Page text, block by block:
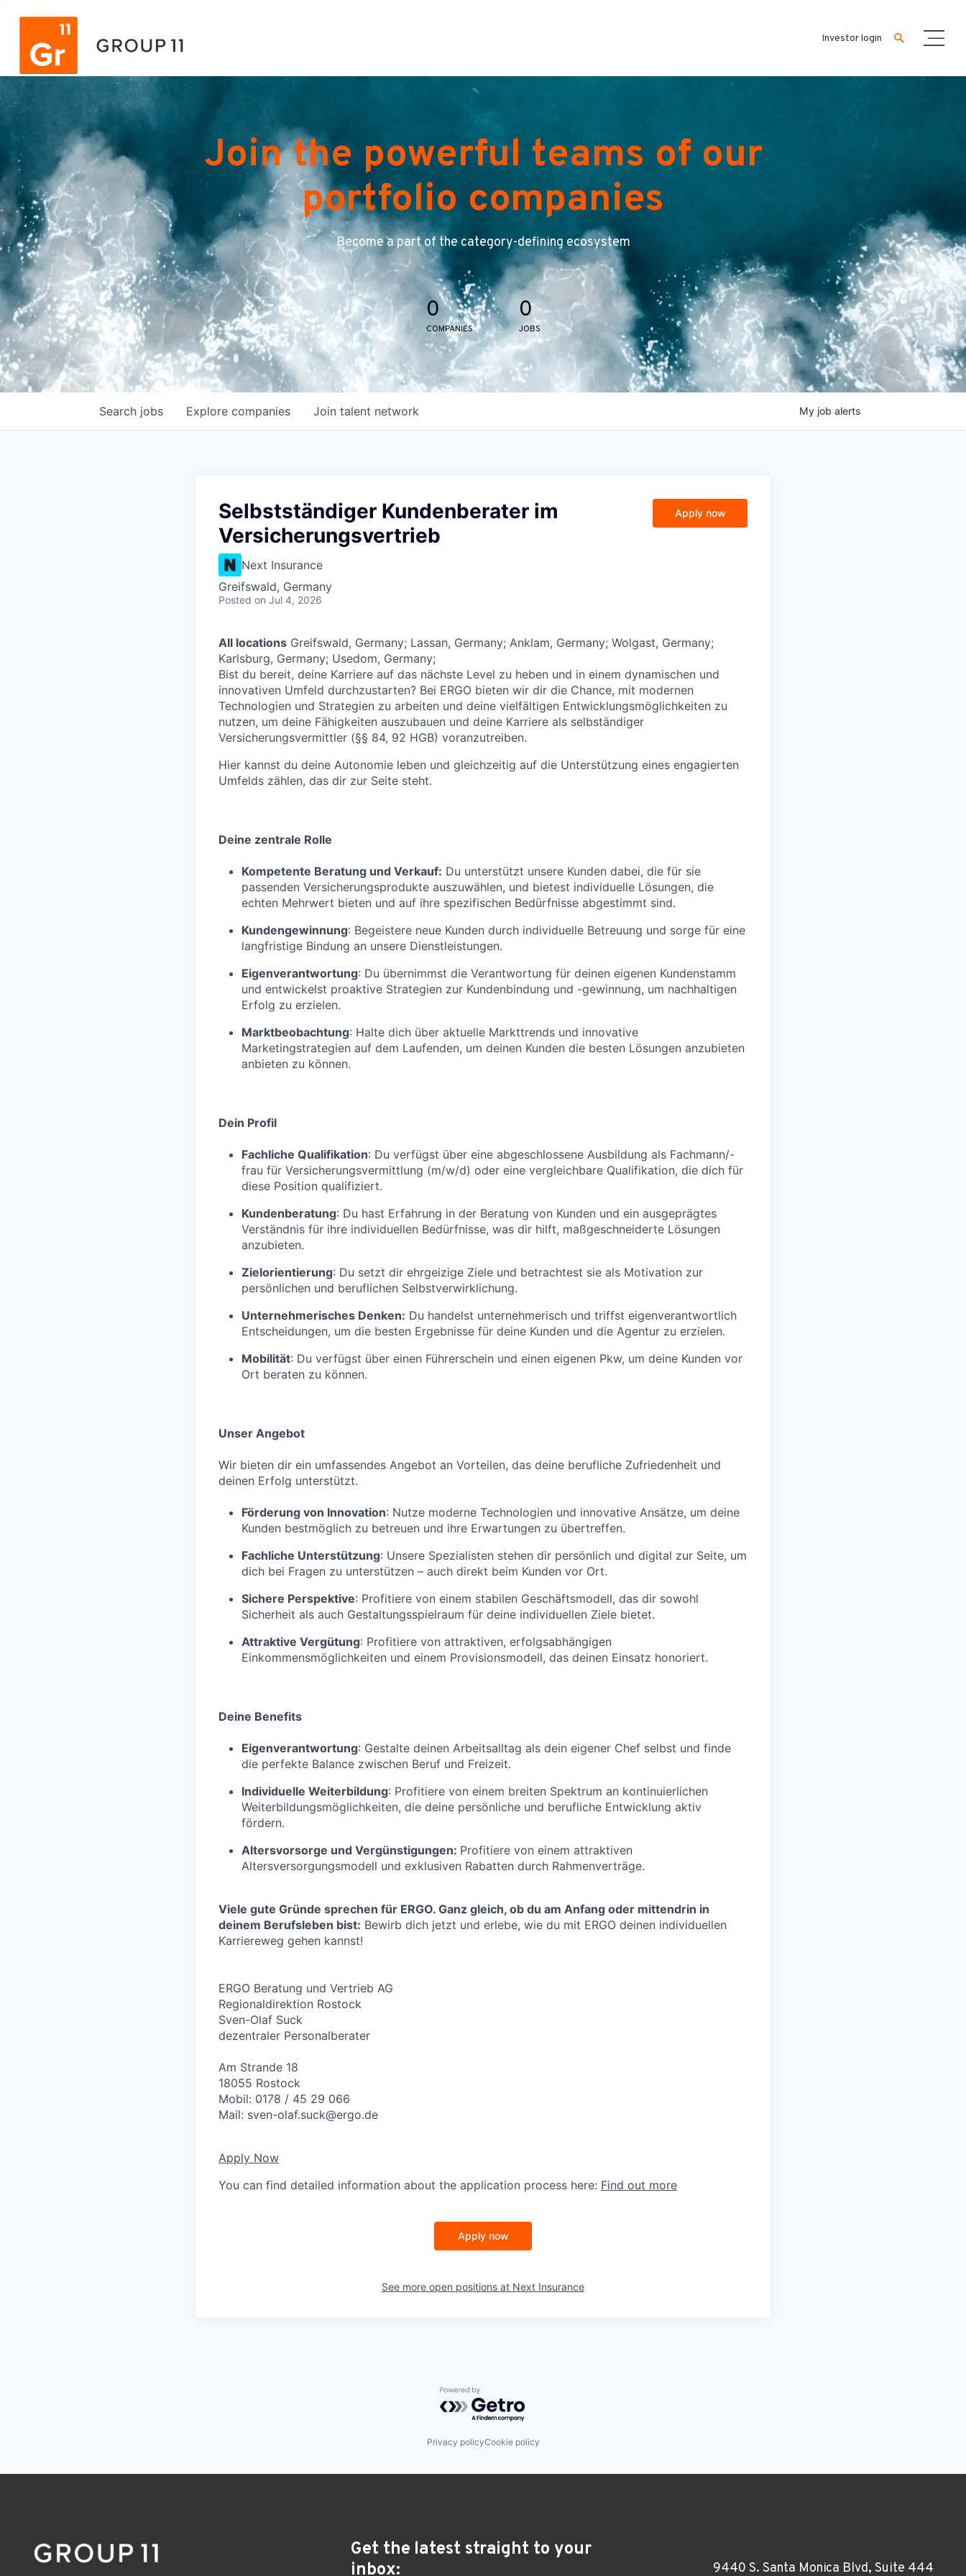
Investor login
Join the powerful teams of our
portfolio companies
Become a part of the category-defining ecosystem
0
COMPANIES
0
JOBS
Search jobs Explore companies Join talent network My job alerts
Selbstständiger Kundenberater im
Versicherungsvertrieb
Next Insurance
Greifswald, Germany
Posted on Jul 4, 2026
Apply now
All locations Greifswald, Germany; Lassan, Germany; Anklam, Germany; Wolgast, Germany;
Karlsburg, Germany; Usedom, Germany;
Bist du bereit, deine Karriere auf das nächste Level zu heben und in einem dynamischen und
innovativen Umfeld durchzustarten? Bei ERGO bieten wir dir die Chance, mit modernen
Technologien und Strategien zu arbeiten und deine vielfältigen Entwicklungsmöglichkeiten zu
nutzen, um deine Fähigkeiten auszubauen und deine Karriere als selbständiger
Versicherungsvermittler (§§ 84, 92 HGB) voranzutreiben.
Hier kannst du deine Autonomie leben und gleichzeitig auf die Unterstützung eines engagierten
Umfelds zählen, das dir zur Seite steht.
Deine zentrale Rolle
Kompetente Beratung und Verkauf: Du unterstützt unsere Kunden dabei, die für sie
passenden Versicherungsprodukte auszuwählen, und bietest individuelle Lösungen, die
echten Mehrwert bieten und auf ihre spezifischen Bedürfnisse abgestimmt sind.
Kundengewinnung: Begeistere neue Kunden durch individuelle Betreuung und sorge für eine
langfristige Bindung an unsere Dienstleistungen.
Eigenverantwortung: Du übernimmst die Verantwortung für deinen eigenen Kundenstamm
und entwickelst proaktive Strategien zur Kundenbindung und -gewinnung, um nachhaltigen
Erfolg zu erzielen.
Marktbeobachtung: Halte dich über aktuelle Markttrends und innovative
Marketingstrategien auf dem Laufenden, um deinen Kunden die besten Lösungen anzubieten
anbieten zu können.
Dein Profil
Fachliche Qualifikation: Du verfügst über eine abgeschlossene Ausbildung als Fachmann/-
frau für Versicherungsvermittlung (m/w/d) oder eine vergleichbare Qualifikation, die dich für
diese Position qualifiziert.
Kundenberatung: Du hast Erfahrung in der Beratung von Kunden und ein ausgeprägtes
Verständnis für ihre individuellen Bedürfnisse, was dir hilft, maßgeschneiderte Lösungen
anzubieten.
Zielorientierung: Du setzt dir ehrgeizige Ziele und betrachtest sie als Motivation zur
persönlichen und beruflichen Selbstverwirklichung.
Unternehmerisches Denken: Du handelst unternehmerisch und triffst eigenverantwortlich
Entscheidungen, um die besten Ergebnisse für deine Kunden und die Agentur zu erzielen.
Mobilität: Du verfügst über einen Führerschein und einen eigenen Pkw, um deine Kunden vor
Ort beraten zu können.
Unser Angebot
Wir bieten dir ein umfassendes Angebot an Vorteilen, das deine berufliche Zufriedenheit und
deinen Erfolg unterstützt.
Förderung von Innovation: Nutze moderne Technologien und innovative Ansätze, um deine
Kunden bestmöglich zu betreuen und ihre Erwartungen zu übertreffen.
Fachliche Unterstützung: Unsere Spezialisten stehen dir persönlich und digital zur Seite, um
dich bei Fragen zu unterstützen – auch direkt beim Kunden vor Ort.
Sichere Perspektive: Profitiere von einem stabilen Geschäftsmodell, das dir sowohl
Sicherheit als auch Gestaltungsspielraum für deine individuellen Ziele bietet.
Attraktive Vergütung: Profitiere von attraktiven, erfolgsabhängigen
Einkommensmöglichkeiten und einem Provisionsmodell, das deinen Einsatz honoriert.
Deine Benefits
Eigenverantwortung: Gestalte deinen Arbeitsalltag als dein eigener Chef selbst und finde
die perfekte Balance zwischen Beruf und Freizeit.
Individuelle Weiterbildung: Profitiere von einem breiten Spektrum an kontinuierlichen
Weiterbildungsmöglichkeiten, die deine persönliche und berufliche Entwicklung aktiv
fördern.
Altersvorsorge und Vergünstigungen: Profitiere von einem attraktiven
Altersversorgungsmodell und exklusiven Rabatten durch Rahmenverträge.
Viele gute Gründe sprechen für ERGO. Ganz gleich, ob du am Anfang oder mittendrin in
deinem Berufsleben bist: Bewirb dich jetzt und erlebe, wie du mit ERGO deinen individuellen
Karriereweg gehen kannst!
ERGO Beratung und Vertrieb AG
Regionaldirektion Rostock
Sven-Olaf Suck
dezentraler Personalberater
Am Strande 18
18055 Rostock
Mobil: 0178 / 45 29 066
Mail: sven-olaf.suck@ergo.de
Apply Now
You can find detailed information about the application process here: Find out more
Apply now
See more open positions at Next Insurance
Powered by Getro.com
Privacy policyCookie policy
Get the latest straight to your
inbox:
9440 S. Santa Monica Blvd, Suite 444